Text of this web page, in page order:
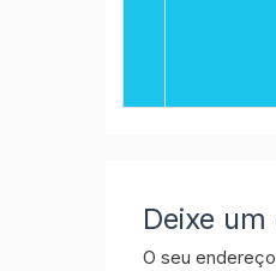
Deixe
O seu